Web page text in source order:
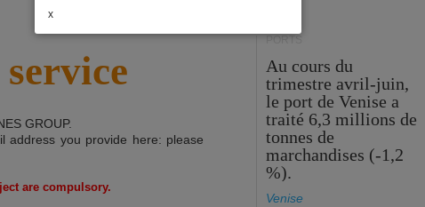
x
service
GROUP.
address you provide here: please
are compulsory.
PORTS
Au cours du
trimestre avril-juin,
le port de Venise a
traité 6,3 millions de
tonnes de
marchandises (-1,2
%).
Venise